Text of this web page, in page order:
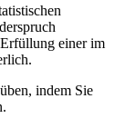
einer im
indem Sie